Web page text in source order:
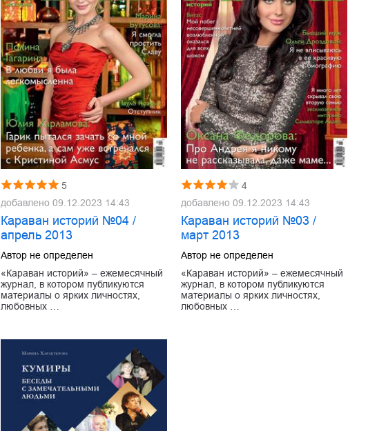
5
добавлено09.12.2023 14:43
Караван историй №04 /
апрель 2013
Автор не определен
«Караван историй» – ежемесячный
журнал, в котором публикуются
материалы о ярких личностях,
любовных …
4
добавлено09.12.2023 14:43
Караван историй №03 /
март 2013
Автор не определен
«Караван историй» – ежемесячный
журнал, в котором публикуются
материалы о ярких личностях,
любовных …